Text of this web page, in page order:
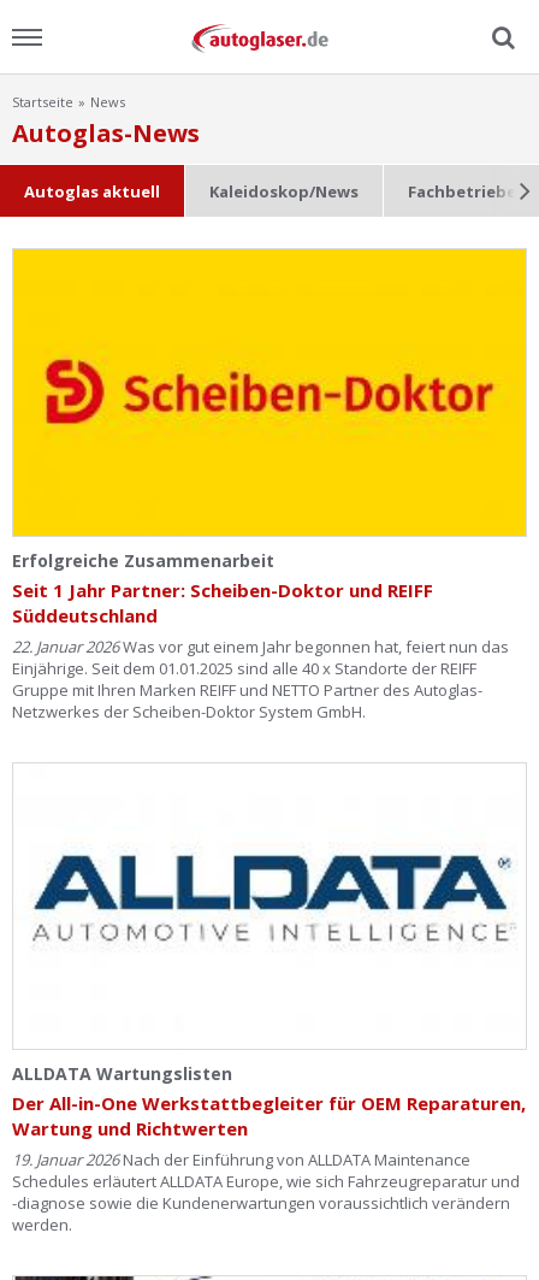
Home
Scheibensuche
FAQ
Ist Ihre Werkstatt schon dabei?
Kostenlos eintragen
Werkstatt Login
Startseite News
Autoglas-News
Autoglas aktuell Kaleidoskop/News Fachbetriebe
Erfolgreiche Zusammenarbeit
Seit 1 Jahr Partner: Scheiben-Doktor und REIFF
Süddeutschland
22. Januar 2026Was vor gut einem Jahr begonnen hat, feiert nun das
Einjährige. Seit dem 01.01.2025 sind alle 40 x Standorte der REIFF
Gruppe mit Ihren Marken REIFF und NETTO Partner des Autoglas-
Netzwerkes der Scheiben-Doktor System GmbH.
ALLDATA Wartungslisten
Der All-in-One Werkstattbegleiter für OEM Reparaturen,
Wartung und Richtwerten
19. Januar 2026Nach der Einführung von ALLDATA Maintenance
Schedules erläutert ALLDATA Europe, wie sich Fahrzeugreparatur und
-diagnose sowie die Kundenerwartungen voraussichtlich verändern
werden.